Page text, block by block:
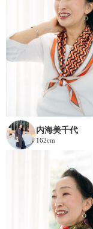
内海美千代
162cm